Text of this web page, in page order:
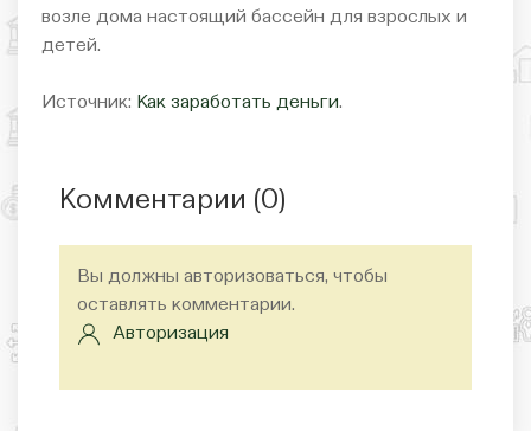
возле дома настоящий бассейн для взрослых и
детей.
Источник: Как заработать деньги.
Комментарии (0)
Вы должны авторизоваться, чтобы
оставлять комментарии.
Авторизация